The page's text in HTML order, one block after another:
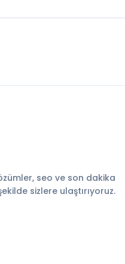
seo ve son dakika
sizlere ulaştırıyoruz.